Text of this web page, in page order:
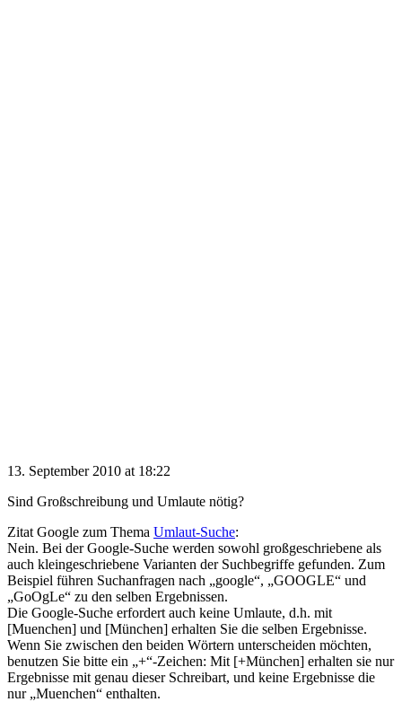
13. September 2010 at 18:22
Sind Großschreibung und Umlaute nötig?
Zitat Google zum Thema Umlaut-Suche:
Nein. Bei der Google-Suche werden sowohl großgeschriebene als
auch kleingeschriebene Varianten der Suchbegriffe gefunden. Zum
Beispiel führen Suchanfragen nach „google“, „GOOGLE“ und
„GoOgLe“ zu den selben Ergebnissen.
Die Google-Suche erfordert auch keine Umlaute, d.h. mit
[Muenchen] und [München] erhalten Sie die selben Ergebnisse.
Wenn Sie zwischen den beiden Wörtern unterscheiden möchten,
benutzen Sie bitte ein „+“-Zeichen: Mit [+München] erhalten sie nur
Ergebnisse mit genau dieser Schreibart, und keine Ergebnisse die
nur „Muenchen“ enthalten.